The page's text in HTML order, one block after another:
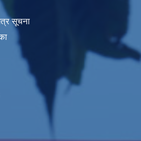
सूचना